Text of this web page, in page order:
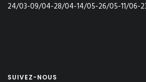
24/03-09/04-28/04-14/05-26/05-11/06-
SUIVEZ-NOUS